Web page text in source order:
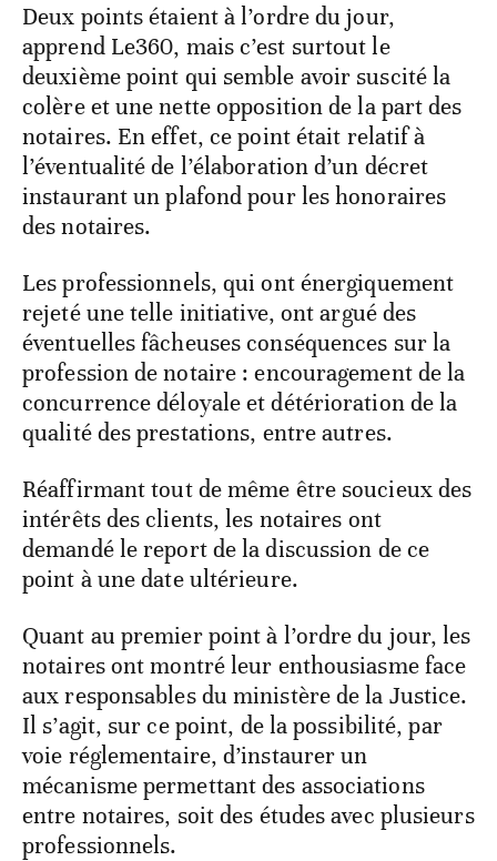
Deux points étaient à l’ordre du jour,
apprend Le360, mais c’est surtout le
deuxième point qui semble avoir suscité la
colère et une nette opposition de la part des
notaires. En effet, ce point était relatif à
l’éventualité de l’élaboration d’un décret
instaurant un plafond pour les honoraires
des notaires.
Les professionnels, qui ont énergiquement
rejeté une telle initiative, ont argué des
éventuelles fâcheuses conséquences sur la
profession de notaire : encouragement de la
concurrence déloyale et détérioration de la
qualité des prestations, entre autres.
Réaffirmant tout de même être soucieux des
intérêts des clients, les notaires ont
demandé le report de la discussion de ce
point à une date ultérieure.
Quant au premier point à l’ordre du jour, les
notaires ont montré leur enthousiasme face
aux responsables du ministère de la Justice.
Il s’agit, sur ce point, de la possibilité, par
voie réglementaire, d’instaurer un
mécanisme permettant des associations
entre notaires, soit des études avec plusieurs
professionnels.